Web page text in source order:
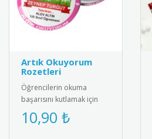
Artık Okuyorum
Rozetleri
Öğrencilerin okuma
başarısını kutlamak için
özel tasarlanmış "Artık
Okuyorum" rozet
10,90 ₺